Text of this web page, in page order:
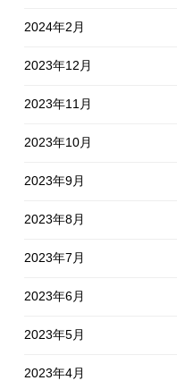
2024年2月
2023年12月
2023年11月
2023年10月
2023年9月
2023年8月
2023年7月
2023年6月
2023年5月
2023年4月